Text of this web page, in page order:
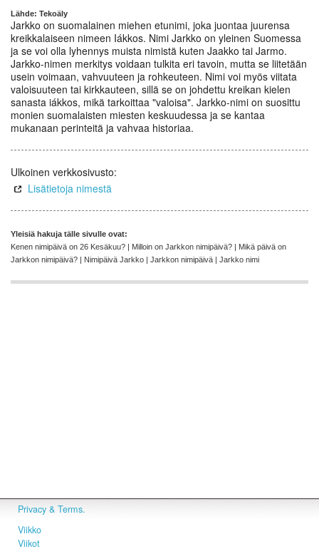
Lähde: Tekoäly
Jarkko on suomalainen miehen etunimi, joka juontaa juurensa
kreikkalaiseen nimeen Iákkos. Nimi Jarkko on yleinen Suomessa
ja se voi olla lyhennys muista nimistä kuten Jaakko tai Jarmo.
Jarkko-nimen merkitys voidaan tulkita eri tavoin, mutta se liitetään
usein voimaan, vahvuuteen ja rohkeuteen. Nimi voi myös viitata
valoisuuteen tai kirkkauteen, sillä se on johdettu kreikan kielen
sanasta iákkos, mikä tarkoittaa "valoisa". Jarkko-nimi on suosittu
monien suomalaisten miesten keskuudessa ja se kantaa
mukanaan perinteitä ja vahvaa historiaa.
Ulkoinen verkkosivusto:
Lisätietoja nimestä
Yleisiä hakuja tälle sivulle ovat:
Kenen nimipäivä on 26 Kesäkuu? | Milloin on Jarkkon nimipäivä? | Mikä päivä on
Jarkkon nimipäivä? | Nimipäivä Jarkko | Jarkkon nimipäivä | Jarkko nimi
Privacy & Terms.
Viikko
Viikot